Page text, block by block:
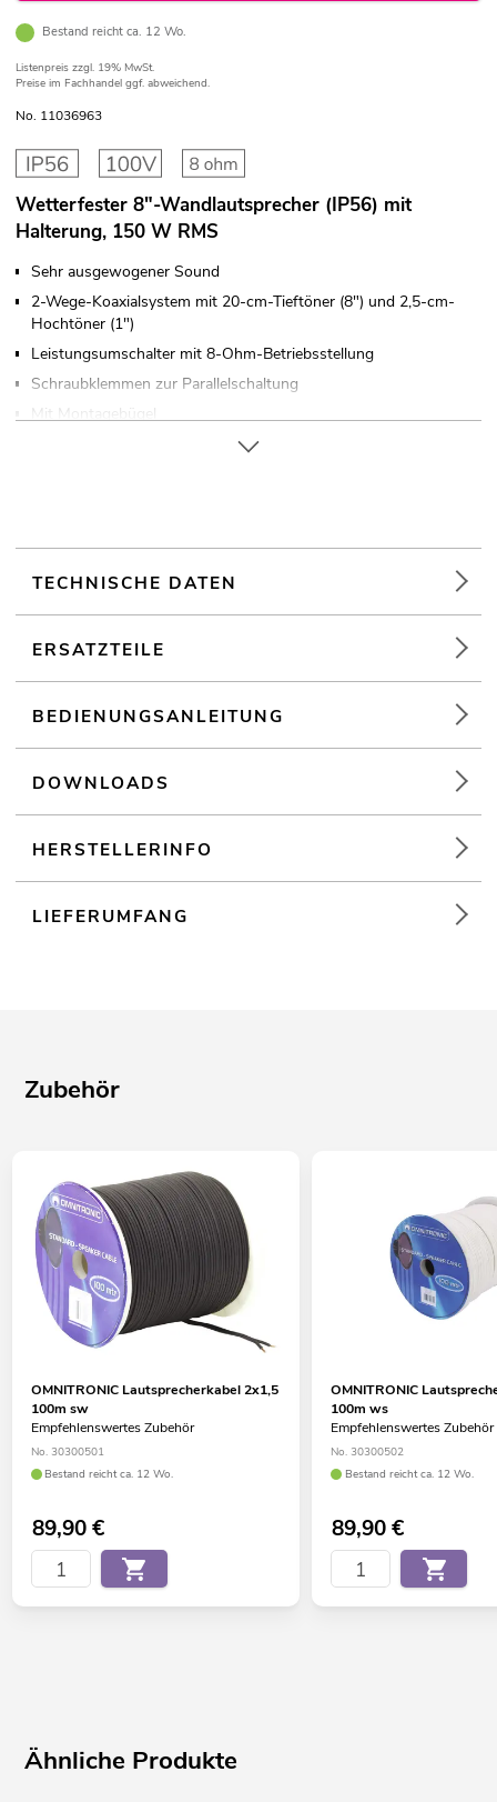
Bestand reicht ca. 12 Wo.
Listenpreis zzgl. 19% MwSt.
Preise im Fachhandel ggf. abweichend.
No. 11036963
Wetterfester 8"-Wandlautsprecher (IP56) mit
Halterung, 150 W RMS
Sehr ausgewogener Sound
2-Wege-Koaxialsystem mit 20-cm-Tieftöner (8") und 2,5-cm-
Hochtöner (1")
Leistungsumschalter mit 8-Ohm-Betriebsstellung
Schraubklemmen zur Parallelschaltung
Mit Montagebügel
Aluminiumgitter in grau mit Akustikschaumstoff
TECHNISCHE DATEN
ERSATZTEILE
BEDIENUNGSANLEITUNG
DOWNLOADS
HERSTELLERINFO
LIEFERUMFANG
Zubehör
OMNITRONIC Lautsprecherkabel 2x1,5
100m sw
Empfehlenswertes Zubehör
No. 30300501
Bestand reicht ca. 12 Wo.
89,90€
OMNITRONIC
100m ws
Empfehlenswertes Zubehör
No. 30300502
Bestand reicht ca. 12 Wo.
89,90€
Ähnliche Produkte